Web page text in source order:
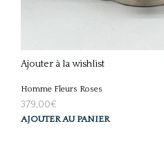
Ajouter à la wishlist
Homme Fleurs Roses
379,00€
AJOUTER AU PANIER